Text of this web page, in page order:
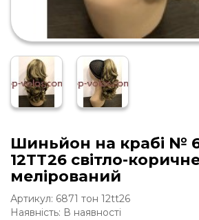
Шиньйон на крабі №
12TT26 світло-
мелірований
Артикул: 6871 тон 12tt26
Наявність: В наявності